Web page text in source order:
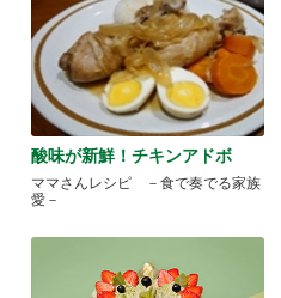
酸味が新鮮！チキンアドボ
ママさんレシピ －食で奏でる家族
愛－